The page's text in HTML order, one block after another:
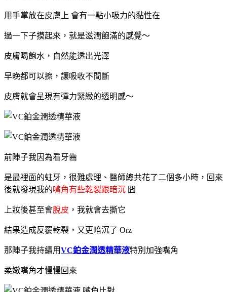
用手掌放在皮膚上 會有一點小吸力的黏性在
過一下子摸起來，就是滋潤飽滿的感覺～
皮膚喝飽水，自然能透出光澤
早晚都可以擦， 讓吸收不間斷
皮膚就會呈現有彈力緊緻的透明感～
前陣子我因為看牙齒
是最裡面的蛀牙，很難處理、醫師總共花了二個多小時，回來
後就發現我的嘴角有些乾裂跟暗沉 囧
上妝後甚至會脫皮 ，我就會去撕它
結果造成反覆乾裂，又更暗沉了 Orz
那陣子我持續用VC鉑金潤透精華液特別加強嘴角
柔嫩嘴角才慢慢回來